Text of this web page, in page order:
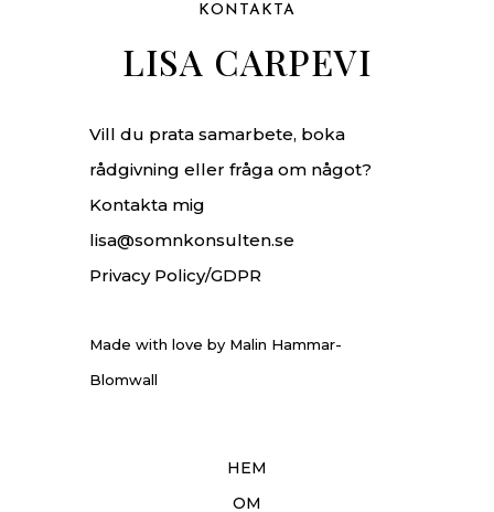
KONTAKTA
LISA CARPEVI
Vill du prata samarbete, boka
rådgivning eller fråga om något?
Kontakta mig
lisa@somnkonsulten.se
Privacy Policy/GDPR
Made with love by Malin Hammar-
Blomwall
HEM
OM